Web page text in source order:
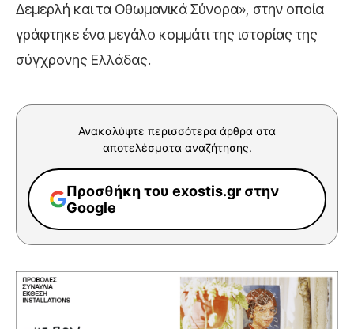
Δεμερλή και τα Οθωμανικά Σύνορα», στην οποία
γράφτηκε ένα μεγάλο κομμάτι της ιστορίας της
σύγχρονης Ελλάδας.
Ανακαλύψτε περισσότερα άρθρα στα
αποτελέσματα αναζήτησης.
Προσθήκη του exostis.gr στην
Google